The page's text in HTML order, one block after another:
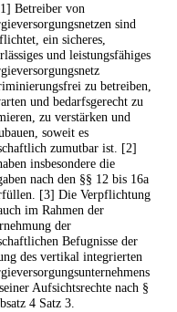
Betreiber von
sind
ein sicheres,
und leistungsfähiges
zu betreiben,
und bedarfsgerecht zu
zu verstärken und
soweit es
zumutbar ist. [2]
insbesondere die
nach den §§ 12 bis 16a
[3] Die Verpflichtung
im Rahmen der
der
Befugnisse der
des vertikal integrierten
Aufsichtsrechte nach §
4 Satz 3.